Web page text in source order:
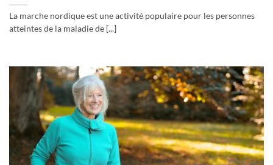
La marche nordique est une activité populaire pour les personnes
atteintes de la maladie de [...]